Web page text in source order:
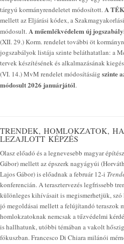
tárgyú kormányrendeletet módosított.A
mellett az Eljárási kódex, a
módosult.A műemlékvédelem új
(XII. 29.) Korm. rendelet további öt
jogszabályok listája szinte beláthatatlan: a
tervek készítésének és alkalmazásának
(VI. 14.) MvM rendelet módosításáig szinte
módosult 2026 januárjától.
TRENDEK, HOMLOKZATOK,
LEZAJLOTT KÉPZÉS
Olasz előadó és a legnevesebb magyar
Gábor) mellett az épszerk nagyágyúi
Lajos Gábor) is előadnak a február 12-i
konferencián. A terasztervezés legfrissebb
különleges kihívásait is megismerhetjük,
jó megoldásai mellett a felújítandó teraszok
homlokzatoknak nemcsak a tűzvédelmi
is hallhatunk, utóbbi témában a vakolt
fókuszban. Francesco Di Chiara milánói